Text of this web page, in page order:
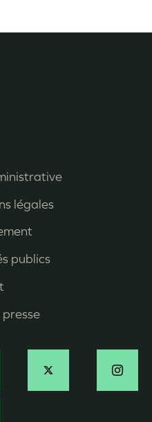
légales
publics
presse